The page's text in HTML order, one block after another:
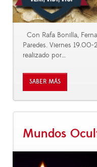
Con Rafa Bonilla,
Paredes. Viernes
realizado por…
SABER MÁS
Mundos